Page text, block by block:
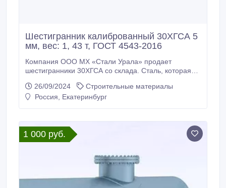
Шестигранник калиброванный 30ХГСА 5
мм, вес: 1, 43 т, ГОСТ 4543-2016
Компания ООО МХ «Стали Урала» продает
шестигранники 30ХГСА со склада. Сталь, которая
России (от 100кг), экспорт в страны СНГ. *
Шестигранник калиброванный 30ХГСА 5 мм, вес: 1,
калиброванный 30ХГСА 5, 5 мм, остаток: 0, 4 т,
цена: 385000 руб.
26/09/2024
Строительные материалы
Россия, Екатеринбург
1 000 руб.